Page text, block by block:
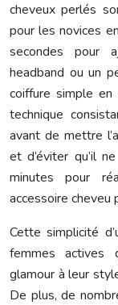
cheveux perlés
pour les novices
secondes pour
headband ou un
coiffure simple
technique
avant de mettre
et d’éviter qu’il
minutes pour
accessoire cheveu
Cette simplicité
femmes actives
glamour à leur
De plus, de